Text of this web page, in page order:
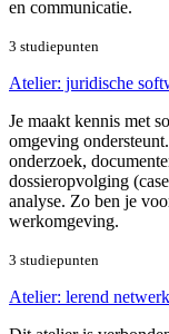
en communicatie.
3 studiepunten
Atelier: juridische
Je maakt kennis met
omgeving
onderzoek,
dossieropvolging
analyse. Zo ben je
werkomgeving.
3 studiepunten
Atelier: lerend